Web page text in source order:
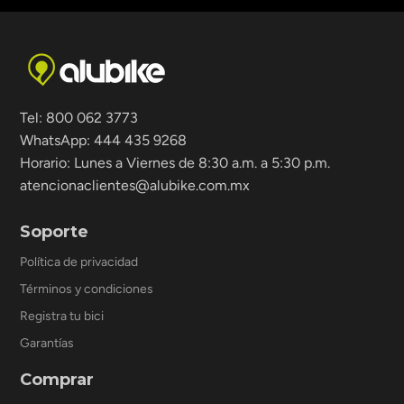
Tel: 800 062 3773
WhatsApp: 444 435 9268
Horario: Lunes a Viernes de 8:30 a.m. a 5:30 p.m.
atencionaclientes@alubike.com.mx
Soporte
Política de privacidad
Términos y condiciones
Registra tu bici
Garantías
Comprar